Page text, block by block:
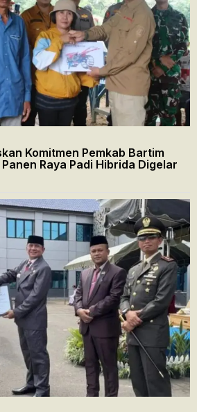
Komitmen Pemkab Bartim
Raya Padi Hibrida Digelar